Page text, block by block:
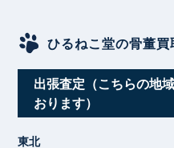
ひるねこ堂の骨董
出張査定（こちらの地
おります）
東北